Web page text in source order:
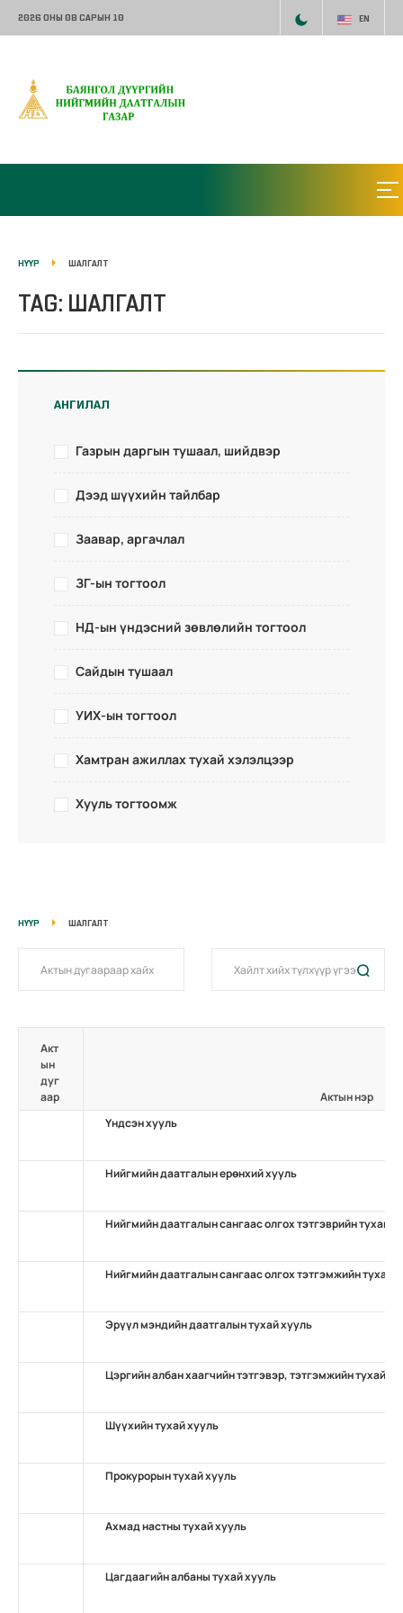
2026 ОНЫ 08 САРЫН 10 EN
НҮҮР ШАЛГАЛТ
TAG: ШАЛГАЛТ
АНГИЛАЛ
Газрын даргын тушаал, шийдвэр
Дээд шүүхийн тайлбар
Заавар, аргачлал
ЗГ-ын тогтоол
НД-ын үндэсний зөвлөлийн тогтоол
Сайдын тушаал
УИХ-ын тогтоол
Хамтран ажиллах тухай хэлэлцээр
Хууль тогтоомж
НҮҮР ШАЛГАЛТ
Акт
ын
дуг
аар
Актын нэр
Үндсэн хууль
Нийгмийн даатгалын ерөнхий хууль
Нийгмийн даатгалын сангаас олгох тэтгэврийн тухай
Нийгмийн даатгалын сангаас олгох тэтгэмжийн тухай
Эрүүл мэндийн даатгалын тухай хууль
Цэргийн албан хаагчийн тэтгэвэр, тэтгэмжийн тухай
Шүүхийн тухай хууль
Прокурорын тухай хууль
Ахмад настны тухай хууль
Цагдаагийн албаны тухай хууль